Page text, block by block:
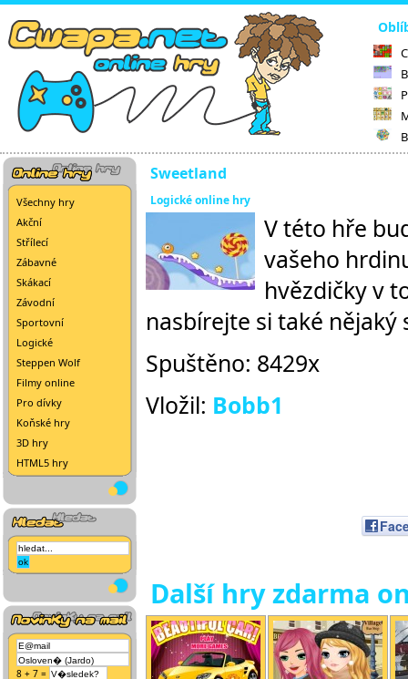
Všechny hry
Akční
Střílecí
Zábavné
Skákací
Závodní
Sportovní
Logické
Steppen Wolf
Filmy online
Pro dívky
Koňské hry
3D hry
HTML5 hry
8 + 7 =
Sweetland
Logické online hry
V této hře
vašeho
hvězdičky v
nasbírejte si také
Spuštěno: 8429x
Vložil: Bobb1
Další hry zdarma